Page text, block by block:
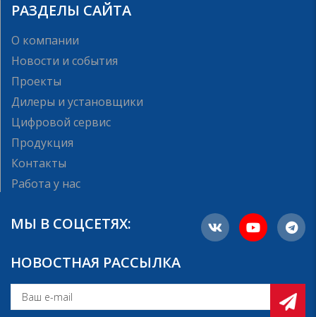
РАЗДЕЛЫ САЙТА
О компании
Новости и события
Проекты
Дилеры и установщики
Цифровой сервис
Продукция
Контакты
Работа у нас
МЫ В СОЦСЕТЯХ:
НОВОСТНАЯ РАССЫЛКА